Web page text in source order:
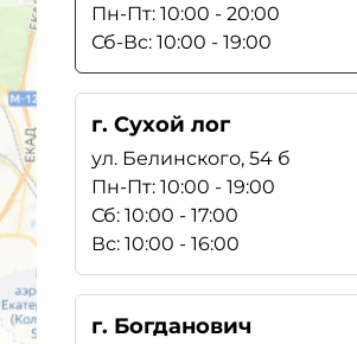
Пн-Пт: 10:00 - 20:00
Сб-Вс: 10:00 - 19:00
г. Сухой лог
ул. Белинского, 54 б
Пн-Пт: 10:00 - 19:00
Сб: 10:00 - 17:00
Вс: 10:00 - 16:00
г. Богданович